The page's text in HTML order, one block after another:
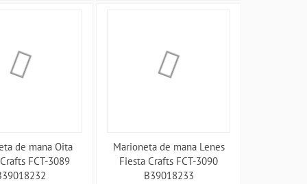
de mana Oita
FCT-3089
Marioneta de mana Lenes
Fiesta Crafts FCT-3090
B39018233